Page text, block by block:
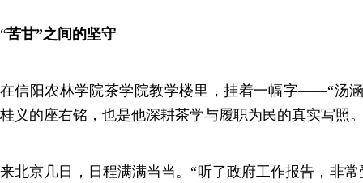
“苦甘”之间的坚守
在信阳农林学院茶学院教学楼里，挂着一幅字——“汤
桂义的座右铭，也是他深耕茶学与履职为民的真实写照
来北京几日，日程满满当当。“听了政府工作报告，非